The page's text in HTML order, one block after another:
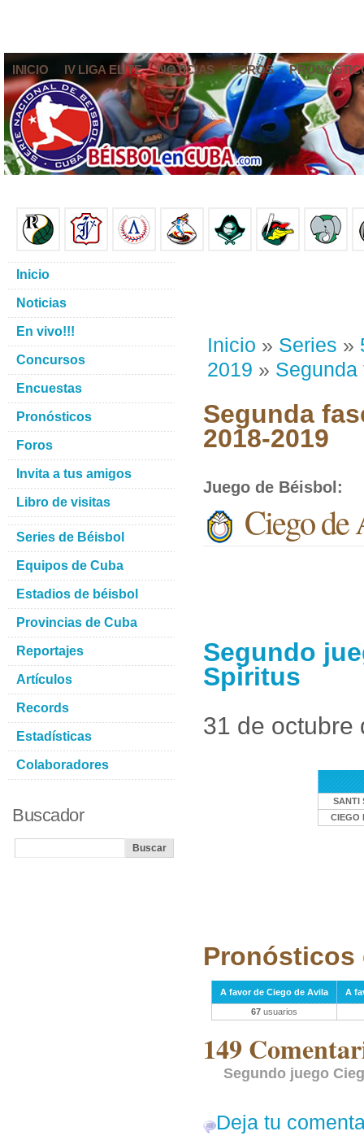
INICIO IV LIGA ELITE NOTICIAS FOROS
Inicio » Series »
2019 » Segunda
Segunda
2018-2019
Juego de Béisbol :
Ciego de
Segundo
Spiritus
31 de octubre
SANTI
CIEGO
Pronósticos
A favor de Ciego de Avila
A
67 usuarios
149
Segundo juego
Deja tu
Inicio
Noticias
En vivo!!!
Concursos
Encuestas
Pronósticos
Foros
Invita a tus amigos
Libro de visitas
Series de Béisbol
Equipos de Cuba
Estadios de béisbol
Provincias de Cuba
Reportajes
Artículos
Records
Estadísticas
Colaboradores
Buscador